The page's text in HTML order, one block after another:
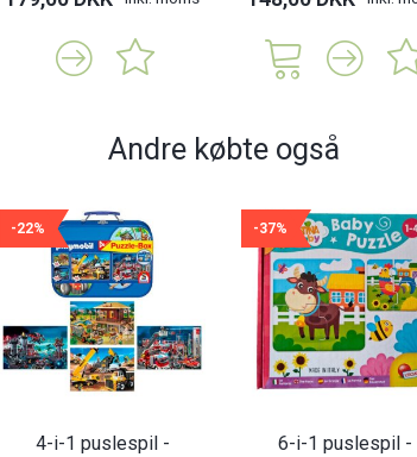
Andre købte også
-22%
4-i-1 puslespil -
-37%
6-i-1 puslespil -